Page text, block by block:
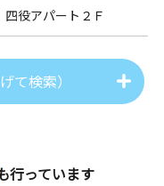
役アパート２Ｆ
て検索）
行っています